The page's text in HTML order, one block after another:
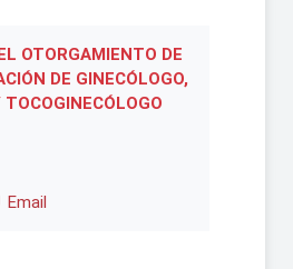
OTORGAMIENTO DE
DE GINECÓLOGO,
Email